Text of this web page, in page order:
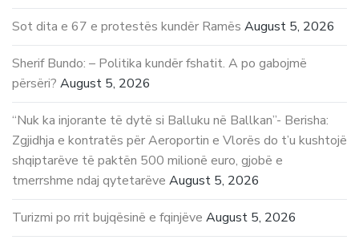
Sot dita e 67 e protestës kundër Ramës August 5, 2026
Sherif Bundo: – Politika kundër fshatit. A po gabojmë
përsëri? August 5, 2026
“Nuk ka injorante të dytë si Balluku në Ballkan”- Berisha:
Zgjidhja e kontratës për Aeroportin e Vlorës do t’u kushtojë
shqiptarëve të paktën 500 milionë euro, gjobë e
tmerrshme ndaj qytetarëve August 5, 2026
Turizmi po rrit bujqësinë e fqinjëve August 5, 2026